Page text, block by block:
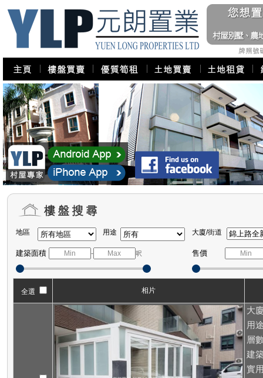
地區 用途 大廈/街道
建築面積 - 呎 售價
全選 相片
大
用
層
建
實